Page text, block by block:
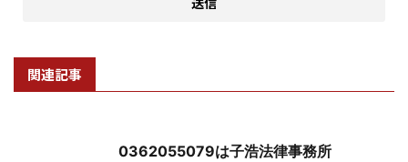
関連記事
0362055079は子浩法律事務所